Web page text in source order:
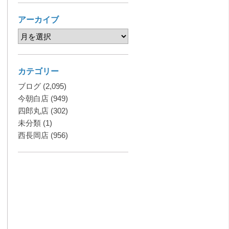
アーカイブ
カテゴリー
ブログ(2,095)
今朝白店(949)
四郎丸店(302)
未分類(1)
西長岡店(956)